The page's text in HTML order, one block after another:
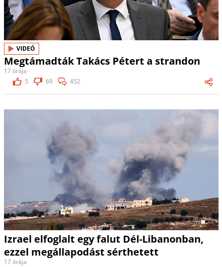
VIDEÓ
Megtámadták Takács Pétert a strandon
17 órája
5
69 452
Izrael elfoglalt egy falut Dél-Libanonban,
ezzel megállapodást sérthetett
17 órája